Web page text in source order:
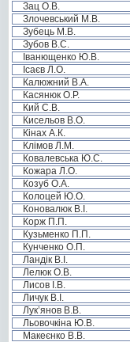
Зац О.В.
Злочевський М.В.
Зубець М.В.
Зубов В.С.
Іванющенко Ю.В.
Ісаєв Л.О.
Калюжний В.А.
Касянюк О.Р.
Кий С.В.
Кисельов В.О.
Кінах А.К.
Клімов Л.М.
Ковалевська Ю.С.
Кожара Л.О.
Козуб О.А.
Колоцей Ю.О.
Коновалюк В.І.
Корж П.П.
Кузьменко П.П.
Кунченко О.П.
Ландік В.І.
Лелюк О.В.
Лисов І.В.
Личук В.І.
Лук’янов В.В.
Льовочкіна Ю.В.
Макеєнко В.В.